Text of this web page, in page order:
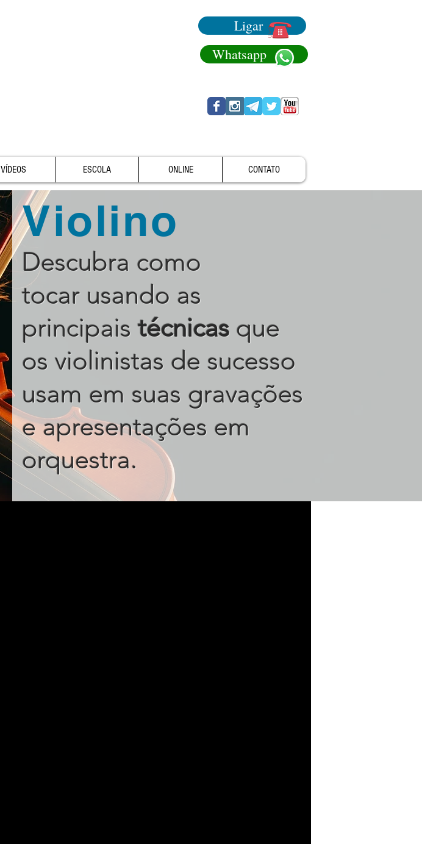
Ligar
Whatsapp
VÍDEOS ESCOLA ONLINE CONTATO
Violino
Descubra como
tocar usando as
principaistécnicas que
os violinistas de sucesso
usam em suas gravações
e apresentações em
orquestra.